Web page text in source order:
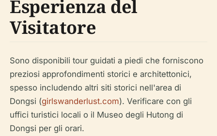
Esperienza del
Visitatore
Sono disponibili tour guidati a piedi che forniscono
preziosi approfondimenti storici e architettonici,
spesso includendo altri siti storici nell'area di
Dongsi (girlswanderlust.com). Verificare con gli
uffici turistici locali o il Museo degli Hutong di
Dongsi per gli orari.